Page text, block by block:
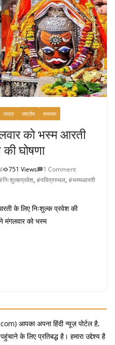
यात्रा राष्ट्रीय समाचार
को भस्म आरती
घोषणा
751 Views
1 Comment
,#पवित्रस्थल,#भस्मआरती
के लिए निःशुल्क प्रवेश की
मंगलवार को भस्म
आपका अपना हिंदी न्यूज़ पोर्टल है,
के लिए प्रतिबद्ध है। हमारा उद्देश्य है